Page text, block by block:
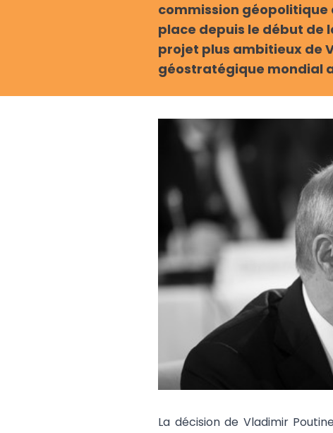
commission géopolitique
place depuis le début de
projet plus ambitieux de
géostratégique mondial
La décision de Vladimir